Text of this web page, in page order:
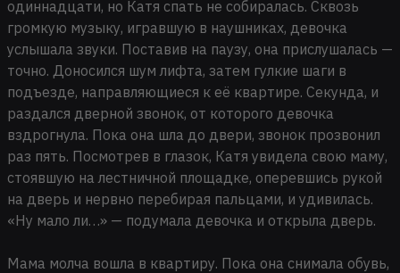
одиннадцати, но Катя спать не собиралась. Сквозь
громкую музыку, игравшую в наушниках, девочка
услышала звуки. Поставив на паузу, она прислушалась —
точно. Доносился шум лифта, затем гулкие шаги в
подъезде, направляющиеся к её квартире. Секунда, и
раздался дверной звонок, от которого девочка
вздрогнула. Пока она шла до двери, звонок прозвонил
раз пять. Посмотрев в глазок, Катя увидела свою маму,
стоявшую на лестничной площадке, оперевшись рукой
на дверь и нервно перебирая пальцами, и удивилась.
«Ну мало ли…» — подумала девочка и открыла дверь.
Мама молча вошла в квартиру. Пока она снимала обувь,